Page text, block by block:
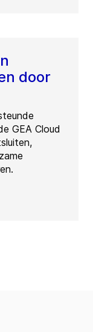
door
GEA Cloud